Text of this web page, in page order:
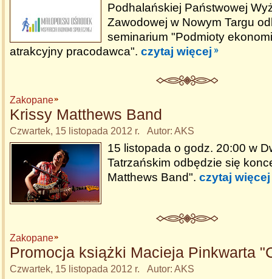
Podhalańskiej Państwowej
Zawodowej w Nowym Targu
seminarium "Podmioty
atrakcyjny pracodawca". czytaj więcej
Zakopane
Krissy Matthews Band
Czwartek, 15 listopada 2012 r. Autor: AKS
15 listopada o godz. 20:00 w
Tatrzańskim odbędzie się
Matthews Band". czytaj więcej
Zakopane
Promocja książki Macieja Pinkwarta
Czwartek, 15 listopada 2012 r. Autor: AKS